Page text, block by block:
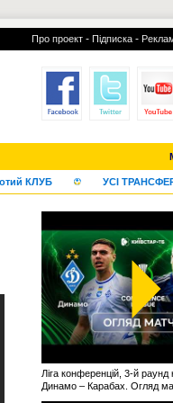
Про проект - Підписка -
КЛУБ УСІ
Ліга конференцій, 3-й раунд
Динамо – Карабах. Огляд